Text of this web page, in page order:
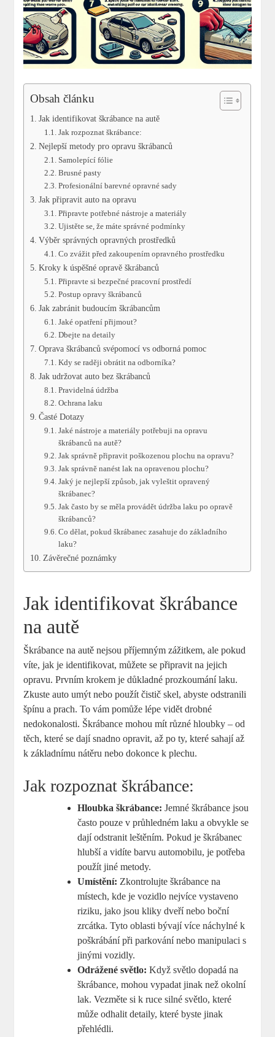
Obsah článku
Jak identifikovat škrábance na autě
Jak rozpoznat škrábance:
Nejlepší metody pro opravu škrábanců
Samolepící fólie
Brusné pasty
Profesionální barevné opravné sady
Jak připravit auto na opravu
Připravte potřebné nástroje a materiály
Ujistěte se, že máte správné podmínky
Výběr správných opravných prostředků
Co zvážit před zakoupením opravného prostředku
Kroky k úspěšné opravě škrábanců
Připravte si bezpečné pracovní prostředí
Postup opravy škrábanců
Jak zabránit budoucím škrábancům
Jaké opatření přijmout?
Dbejte na detaily
Oprava škrábanců svépomocí vs odborná pomoc
Kdy se raději obrátit na odborníka?
Jak udržovat auto bez škrábanců
Pravidelná údržba
Ochrana laku
Časté Dotazy
Jaké nástroje a materiály potřebuji na opravu
škrábanců na autě?
Jak správně připravit poškozenou plochu na opravu?
Jak správně nanést lak na opravenou plochu?
Jaký je nejlepší způsob, jak vyleštit opravený
škrábanec?
Jak často by se měla provádět údržba laku po opravě
škrábanců?
Co dělat, pokud škrábanec zasahuje do základního
laku?
Závěrečné poznámky
Jak identifikovat škrábance
na autě
Škrábance na autě nejsou příjemným zážitkem, ale pokud
víte, jak je identifikovat, můžete se připravit na jejich
opravu. Prvním krokem je důkladné prozkoumání laku.
Zkuste auto umýt nebo použít čistič skel, abyste odstranili
špínu a prach. To vám pomůže lépe vidět drobné
nedokonalosti. Škrábance mohou mít různé hloubky – od
těch, které se dají snadno opravit, až po ty, které sahají až
k základnímu nátěru nebo dokonce k plechu.
Jak rozpoznat škrábance:
Hloubka škrábance: Jemné škrábance jsou
často pouze v průhledném laku a obvykle se
dají odstranit leštěním. Pokud je škrábanec
hlubší a vidíte barvu automobilu, je potřeba
použít jiné metody.
Umístění: Zkontrolujte škrábance na
místech, kde je vozidlo nejvíce vystaveno
riziku, jako jsou kliky dveří nebo boční
zrcátka. Tyto oblasti bývají více náchylné k
poškrábání při parkování nebo manipulaci s
jinými vozidly.
Odrážené světlo: Když světlo dopadá na
škrábance, mohou vypadat jinak než okolní
lak. Vezměte si k ruce silné světlo, které
může odhalit detaily, které byste jinak
přehlédli.